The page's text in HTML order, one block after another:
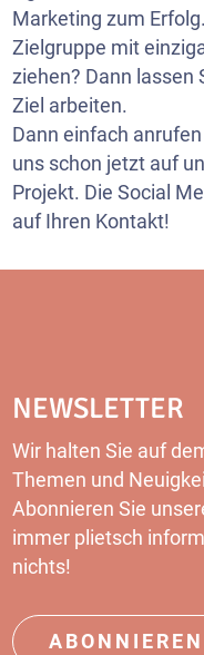
Marketing zum
Zielgruppe mit
ziehen? Dann lassen
Ziel arbeiten.
Dann einfach
uns schon jetzt auf
Projekt. Die Social
auf Ihren Kontakt!
NEWSLETTER
Wir halten Sie auf
Themen und
Abonnieren Sie
immer plietsch
nichts!
ABONNIEREN